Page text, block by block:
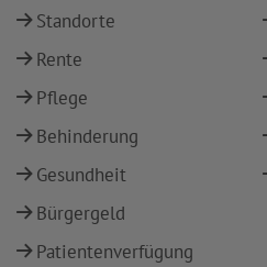
Standorte
Rente
Pflege
Behinderung
Gesundheit
Bürgergeld
Patientenverfügung